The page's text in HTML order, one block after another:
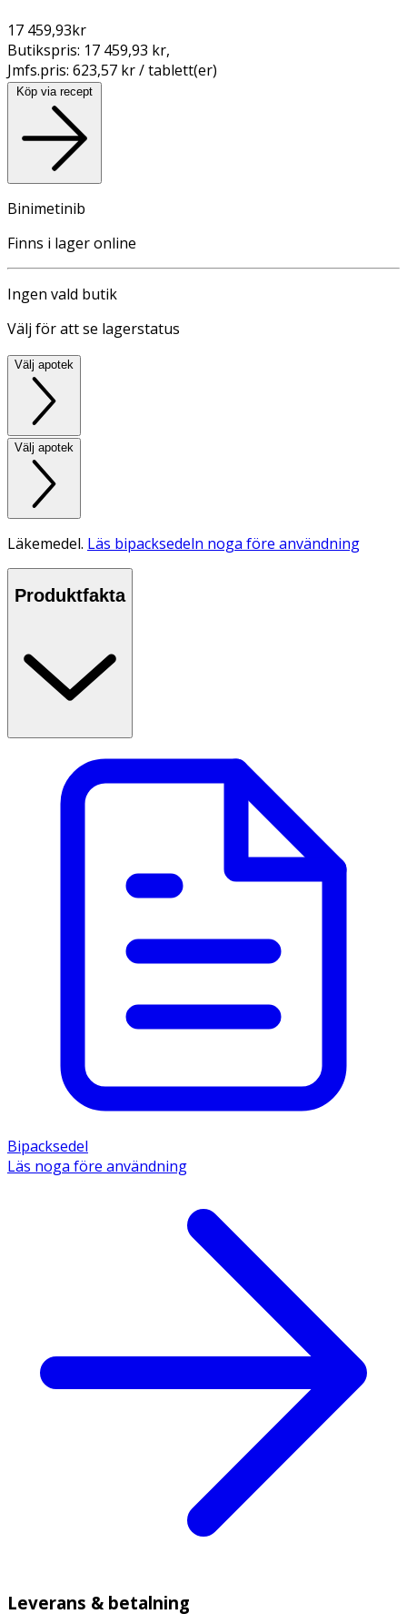
17 459,93kr
Butikspris: 17 459,93 kr,
Jmfs.pris: 623,57 kr / tablett(er)
Köp via recept
Binimetinib
Finns i lager online
Ingen vald butik
Välj för att se lagerstatus
Välj apotek
Välj apotek
Läkemedel. Läs bipacksedeln noga före användning
Produktfakta
Bipacksedel
Läs noga före användning
Leverans & betalning